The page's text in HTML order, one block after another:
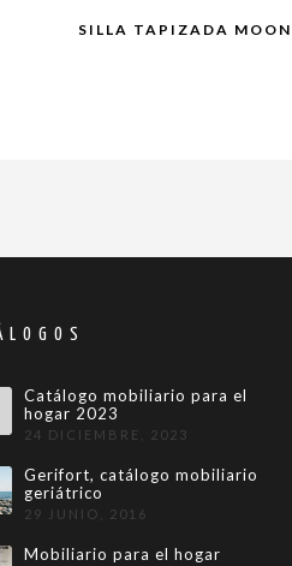
SILLA TAPIZADA MOON
Catálogo mobiliario para el
hogar 2023
24 DICIEMBRE, 2023
Gerifort, catálogo mobiliario
geriátrico
29 JUNIO, 2016
Mobiliario para el hogar